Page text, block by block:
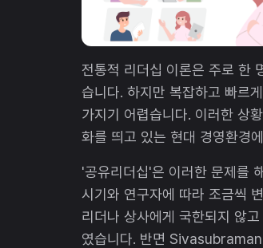
전통적 리더십 이론은 주로 한
습니다. 하지만 복잡하고 빠르
가지기 어렵습니다. 이러한 상
화를 띄고 있는 현대 경영환경
'공유리더십'은 이러한 문제를
시기와 연구자에 따라 조금씩
리더나 상사에게 국한되지 않
였습니다. 반면